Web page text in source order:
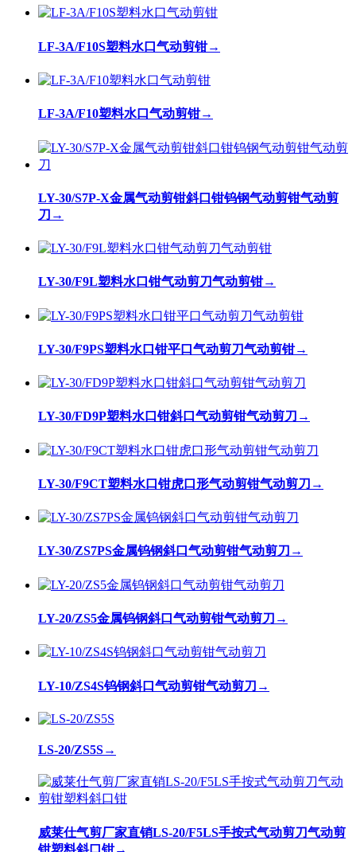
LF-3A/F10S塑料水口气动剪钳→
LF-3A/F10塑料水口气动剪钳→
LY-30/S7P-X金属气动剪钳斜口钳钨钢气动剪钳气动剪
刀 →
LY-30/F9L塑料水口钳气动剪刀气动剪钳→
LY-30/F9PS塑料水口钳平口气动剪刀气动剪钳→
LY-30/FD9P塑料水口钳斜口气动剪钳气动剪刀 →
LY-30/F9CT塑料水口钳虎口形气动剪钳气动剪刀 →
LY-30/ZS7PS金属钨钢斜口气动剪钳气动剪刀 →
LY-20/ZS5金属钨钢斜口气动剪钳气动剪刀 →
LY-10/ZS4S钨钢斜口气动剪钳气动剪刀 →
LS-20/ZS5S→
威莱仕气剪厂家直销LS-20/F5LS手按式气动剪刀气动剪
钳塑料斜口钳→